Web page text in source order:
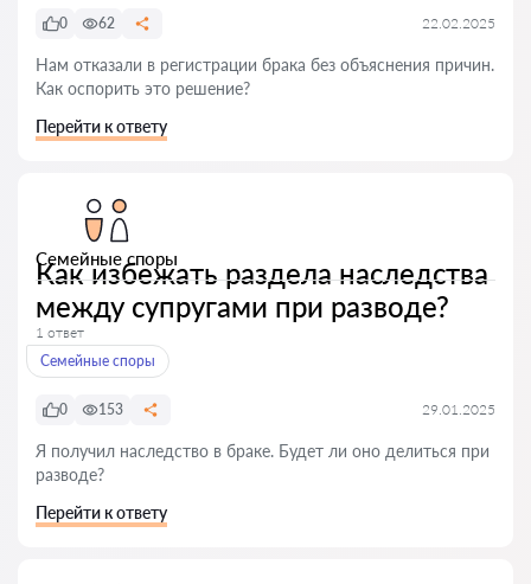
0 62 22.02.2025
Нам отказали в регистрации брака без объяснения причин.
Как оспорить это решение?
Перейти к ответу
Семейные споры
Как избежать раздела наследства
между супругами при разводе?
1 ответ
Семейные споры
0 153 29.01.2025
Я получил наследство в браке. Будет ли оно делиться при
разводе?
Перейти к ответу